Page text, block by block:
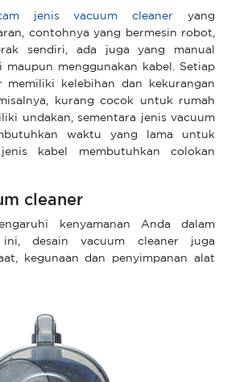
jenis vacuum cleaner yang
contohnya yang bermesin robot,
sendiri, ada juga yang manual
maupun menggunakan kabel. Setiap
memiliki kelebihan dan kekurangan
kurang cocok untuk rumah
undakan, sementara jenis vacuum
waktu yang lama untuk
kabel membutuhkan colokan
cleaner
kenyamanan Anda dalam
ini, desain vacuum cleaner juga
kegunaan dan penyimpanan alat